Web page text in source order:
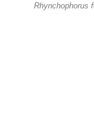
Rhynchophorus